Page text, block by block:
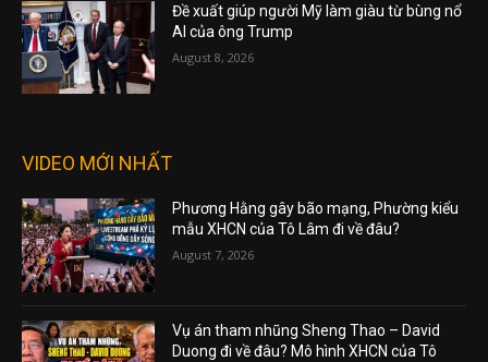
Đề xuất giúp người Mỹ làm giàu từ bùng nổ
AI của ông Trump
August 8, 2026
VIDEO MỚI NHẤT
Phương Hằng gây bão mạng, Phường kiểu
mẫu XHCN của Tô Lâm đi về đâu?
August 7, 2026
Vụ án tham nhũng Sheng Thao – David
Duong đi về đâu? Mô hình XHCN của Tô